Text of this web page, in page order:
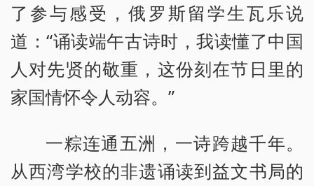
了参与感受，俄罗斯留学生瓦乐说
道：“诵读端午古诗时，我读懂了中国
人对先贤的敬重，这份刻在节日里的
家国情怀令人动容。”
一粽连通五洲，一诗跨越千年。
从西湾学校的非遗诵读到益文书局的